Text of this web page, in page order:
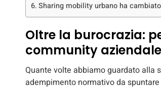
Sharing mobility urbano ha
Oltre la burocrazia:
community
Quante volte abbiamo guardato alla
adempimento normativo da